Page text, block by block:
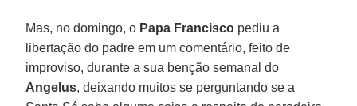
Mas, no domingo, o Papa Francisco pediu a
libertação do padre em um comentário, feito de
improviso, durante a sua benção semanal do
Angelus, deixando muitos se perguntando se a